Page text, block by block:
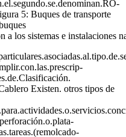
5: Buques de transporte
los sistemas e instalaciones
Existen. otros tipos de